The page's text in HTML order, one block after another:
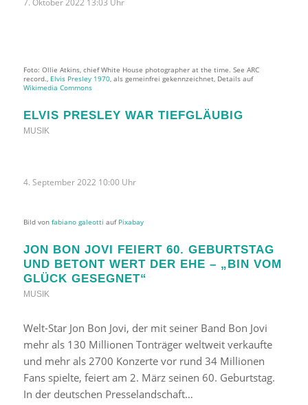
7. Oktober 2022 13:03 Uhr
Foto: Ollie Atkins, chief White House photographer at the time. See ARC
record., Elvis Presley 1970, als gemeinfrei gekennzeichnet, Details auf
Wikimedia Commons
ELVIS PRESLEY WAR TIEFGLÄUBIG
MUSIK
4. September 2022 10:00 Uhr
Bild von fabiano galeotti auf Pixabay
JON BON JOVI FEIERT 60. GEBURTSTAG
UND BETONT WERT DER EHE – „BIN VOM
GLÜCK GESEGNET“
MUSIK
Welt-Star Jon Bon Jovi, der mit seiner Band Bon Jovi
mehr als 130 Millionen Tonträger weltweit verkaufte
und mehr als 2700 Konzerte vor rund 34 Millionen
Fans spielte, feiert am 2. März seinen 60. Geburtstag.
In der deutschen Presselandschaft…